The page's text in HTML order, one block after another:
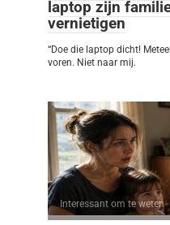
laptop zijn
vernietigen
“Doe die laptop dicht!
voren. Niet naar mij.
Interessant om te weten